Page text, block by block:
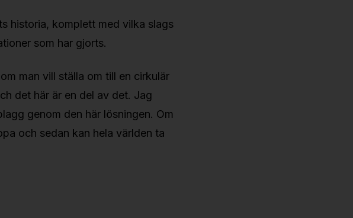
historia, komplett med vilka slags
som har gjorts.
man vill ställa om till en cirkulär
det här är en del av det. Jag
genom den här lösningen. Om
och sedan kan hela världen ta